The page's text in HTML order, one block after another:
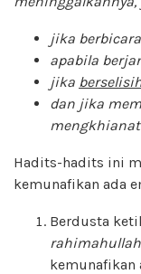
jika
apabila
jika
dan jika
Hadits-hadits ini
kemunafikan ada
Berdusta
rahimahullah
kemunafikan